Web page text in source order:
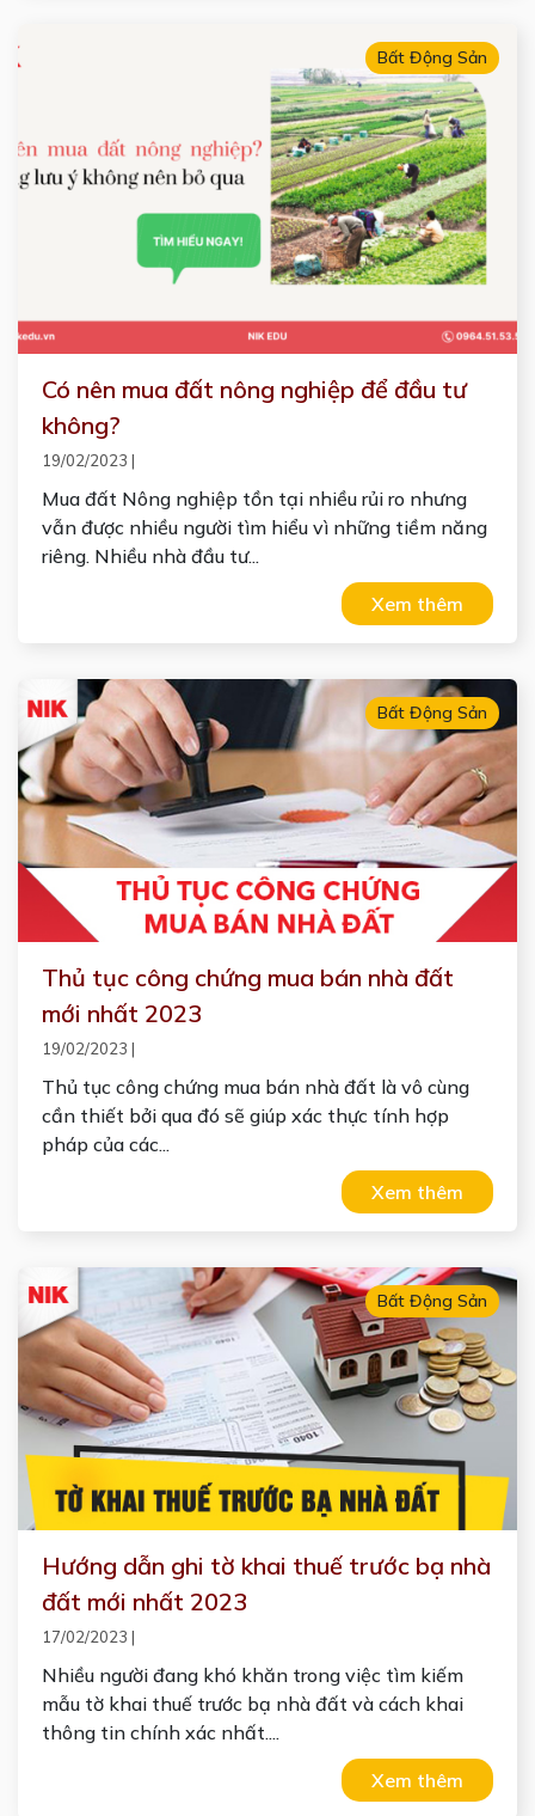
Bất Động Sản
Có nên mua đất nông nghiệp để đầu tư
không?
19/02/2023 |
Mua đất Nông nghiệp tồn tại nhiều rủi ro nhưng
vẫn được nhiều người tìm hiểu vì những tiềm năng
riêng. Nhiều nhà đầu tư...
Xem thêm
Bất Động Sản
Thủ tục công chứng mua bán nhà đất
mới nhất 2023
19/02/2023 |
Thủ tục công chứng mua bán nhà đất là vô cùng
cần thiết bởi qua đó sẽ giúp xác thực tính hợp
pháp của các...
Xem thêm
Bất Động Sản
Hướng dẫn ghi tờ khai thuế trước bạ nhà
đất mới nhất 2023
17/02/2023 |
Nhiều người đang khó khăn trong việc tìm kiếm
mẫu tờ khai thuế trước bạ nhà đất và cách khai
thông tin chính xác nhất....
Xem thêm